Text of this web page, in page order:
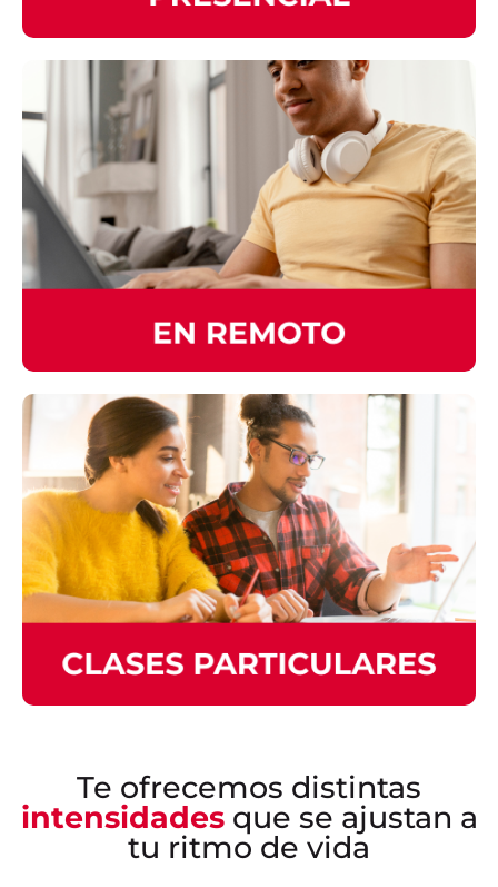
CLASES PARTICULARES
Contamos con profesores altamente
capacitados para que tomes tus clases
personalizadas de manera individual o
Te ofrecemos distintas
intensidadesque se ajustan a
tu ritmo de vida